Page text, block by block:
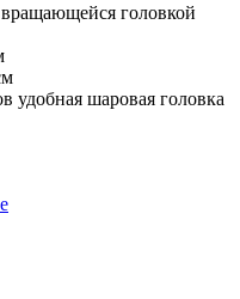
головкой
удобная шаровая головка